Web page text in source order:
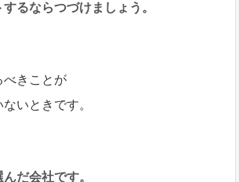
るならつづけましょう。
べきことが
いときです。
だ会社です。